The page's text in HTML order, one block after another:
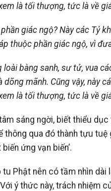
là tối thượng, tức là về
giác ngộ? Này các Tỷ
thuộc phần giác ngộ, vì
loài bàng sanh, sư tử, vua
mãnh. Cũng vậy, này
là tối thượng, tức là về
sáng ngời, biết thiểu
thông qua đó thành tựu tuệ
ứng vạn biến’.
Phật nên có tầm nhìn dài
ý thức này, trách nhiệm